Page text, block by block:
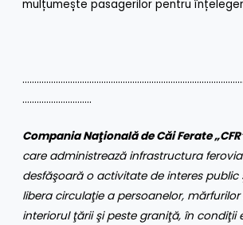
mulțumește pasagerilor pentru
………………………..
Compania Naţională de Căi Ferate
care administrează infrastructura
desfăşoară o activitate de interes public
libera circulaţie a persoanelor,
interiorul ţării şi peste graniţă, în condiţii